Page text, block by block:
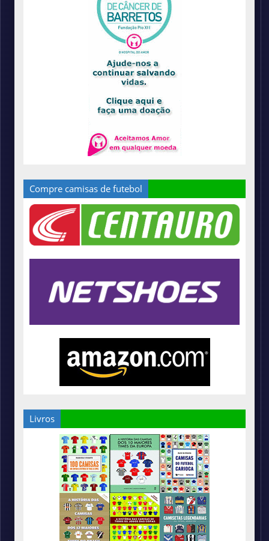
Compre camisas de futebol
Livros